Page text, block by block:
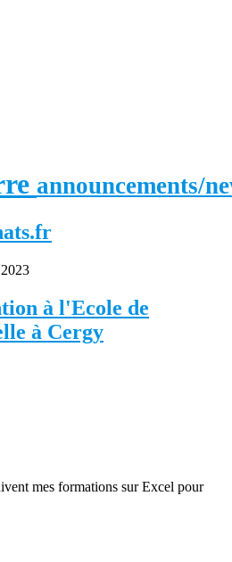
announcements/
2023
à l'Ecole de
à Cergy
mes formations sur Excel pour